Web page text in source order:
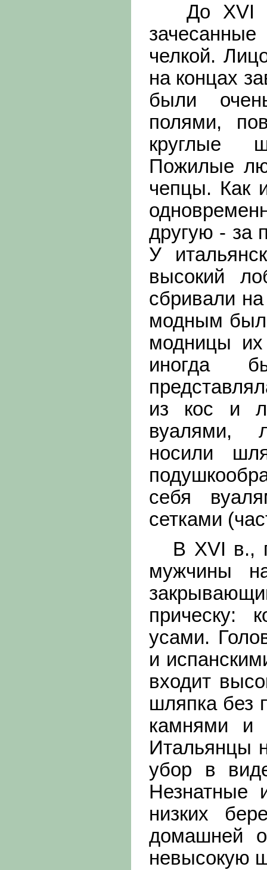
До XVI в.
челкой.
на концах
были
полями,
круглые
Пожилые
чепцы. Как
другую - за
У
высокий
сбривали
модным был
модницы их
иногда
из кос и
вуалями,
носили
себя
сетками
В XVI в.,
мужчины
прическу:
усами.
и
входит
шляпка без
камнями и
Итальянцы
убор в
Незнатные
низких
домашней
невысокую